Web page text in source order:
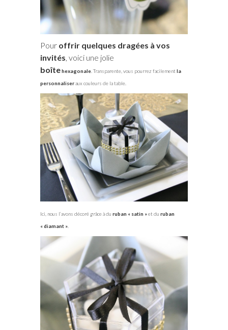
Pour offrir quelques dragées à vos
invités , voici une jolie
boîtehexagonale Transparente, vous pourrez facilement la
personnaliseraux couleurs de la table.
Ici, nous l’avons décoré grâce à du ruban « satin »et du ruban
« diamant ».